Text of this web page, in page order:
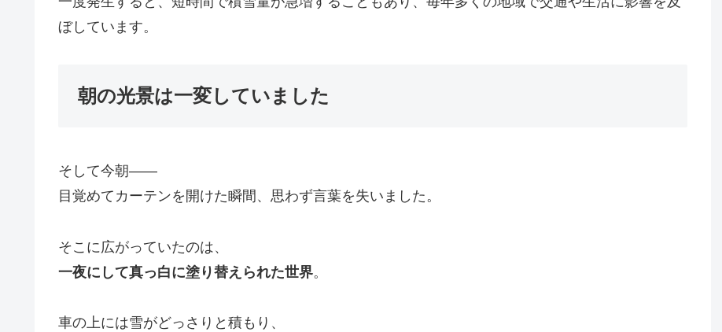
ぼしています。
朝の光景は一変していました
そして今朝――
目覚めてカーテンを開けた瞬間、思わず言葉を失いました。
そこに広がっていたのは、
一夜にして真っ白に塗り替えられた世界。
車の上には雪がどっさりと積もり、